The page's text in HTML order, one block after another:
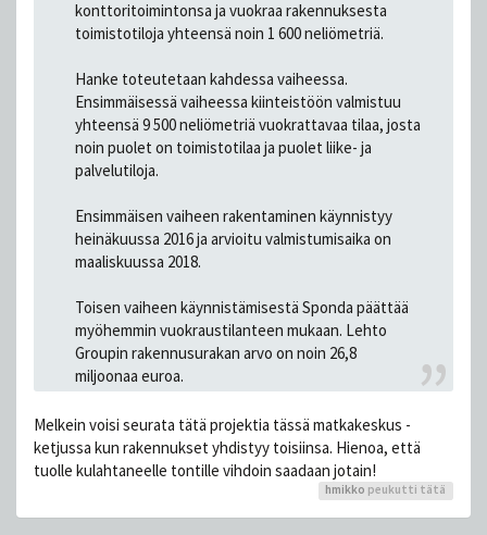
konttoritoimintonsa ja vuokraa rakennuksesta
toimistotiloja yhteensä noin 1 600 neliömetriä.
Hanke toteutetaan kahdessa vaiheessa.
Ensimmäisessä vaiheessa kiinteistöön valmistuu
yhteensä 9 500 neliömetriä vuokrattavaa tilaa, josta
noin puolet on toimistotilaa ja puolet liike- ja
palvelutiloja.
Ensimmäisen vaiheen rakentaminen käynnistyy
heinäkuussa 2016 ja arvioitu valmistumisaika on
maaliskuussa 2018.
Toisen vaiheen käynnistämisestä Sponda päättää
myöhemmin vuokraustilanteen mukaan. Lehto
Groupin rakennusurakan arvo on noin 26,8
miljoonaa euroa.
Melkein voisi seurata tätä projektia tässä matkakeskus -
ketjussa kun rakennukset yhdistyy toisiinsa. Hienoa, että
tuolle kulahtaneelle tontille vihdoin saadaan jotain!
hmikko peukutti tätä